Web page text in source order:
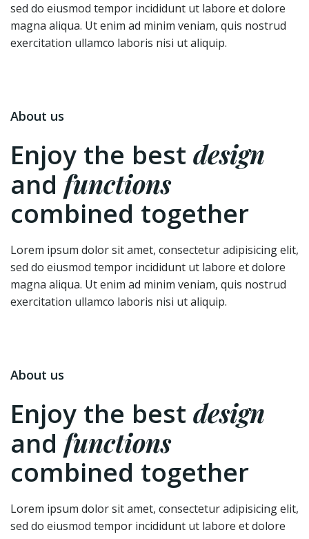
sed do eiusmod tempor incididunt ut labore et dolore
magna aliqua. Ut enim ad minim veniam, quis nostrud
exercitation ullamco laboris nisi ut aliquip.
About us
Enjoy the best design
and functions
combined together
Lorem ipsum dolor sit amet, consectetur adipisicing elit,
sed do eiusmod tempor incididunt ut labore et dolore
magna aliqua. Ut enim ad minim veniam, quis nostrud
exercitation ullamco laboris nisi ut aliquip.
About us
Enjoy the best design
and functions
combined together
Lorem ipsum dolor sit amet, consectetur adipisicing elit,
sed do eiusmod tempor incididunt ut labore et dolore